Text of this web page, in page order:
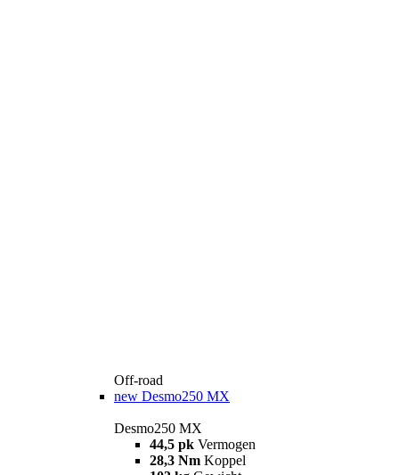
Off-road
new Desmo250 MX
Desmo250 MX
44,5 pk Vermogen
28,3 Nm Koppel